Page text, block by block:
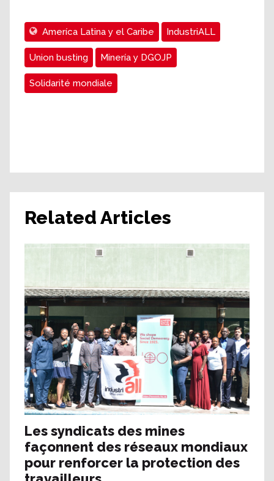
Ameríca Latina y el Caribe IndustriALL
Union busting Minería y DGOJP
Solidarité mondiale
Related Articles
Les syndicats des mines
façonnent des réseaux mondiaux
pour renforcer la protection des